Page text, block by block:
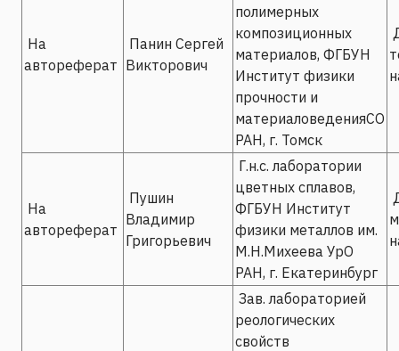
На
автореферат
Панин Сергей
Викторович
полимерных
композиционных
материалов, ФГБУН
Институт физики
прочности и
материаловеденияСО
РАН, г. Томск
На
автореферат
Пушин
Владимир
Григорьевич
Г.н.с. лаборатории
цветных сплавов,
ФГБУН Институт
физики металлов им.
М.Н.Михеева УрО
РАН, г. Екатеринбург
Зав. лабораторией
реологических
свойств